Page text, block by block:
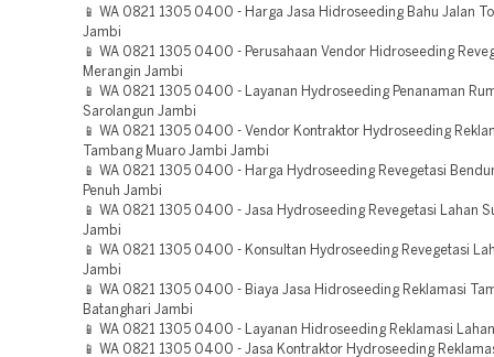
📱 WA 0821 1305 0400 - Harga Jasa Hidroseeding Bahu Jalan
Jambi
📱 WA 0821 1305 0400 - Perusahaan Vendor Hidroseeding
Merangin Jambi
📱 WA 0821 1305 0400 - Layanan Hydroseeding Penanaman
Sarolangun Jambi
📱 WA 0821 1305 0400 - Vendor Kontraktor Hydroseeding
Tambang Muaro Jambi Jambi
📱 WA 0821 1305 0400 - Harga Hydroseeding Revegetasi
Penuh Jambi
📱 WA 0821 1305 0400 - Jasa Hydroseeding Revegetasi Lahan
Jambi
📱 WA 0821 1305 0400 - Konsultan Hydroseeding Revegetasi
Jambi
📱 WA 0821 1305 0400 - Biaya Jasa Hidroseeding Reklamasi
Batanghari Jambi
📱 WA 0821 1305 0400 - Layanan Hidroseeding Reklamasi
📱 WA 0821 1305 0400 - Jasa Kontraktor Hydroseeding